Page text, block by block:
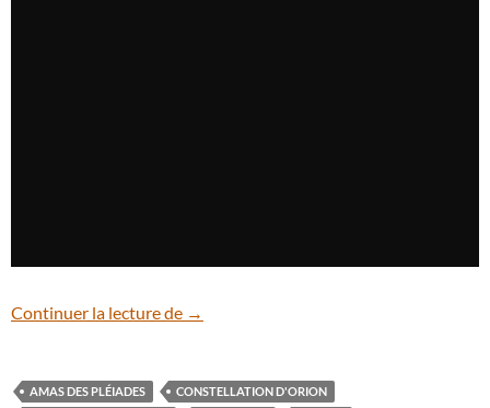
Continuer la lecture de Morceau de voûte céleste depuis la
→
AMAS DES PLÉIADES
CONSTELLATION D'ORION